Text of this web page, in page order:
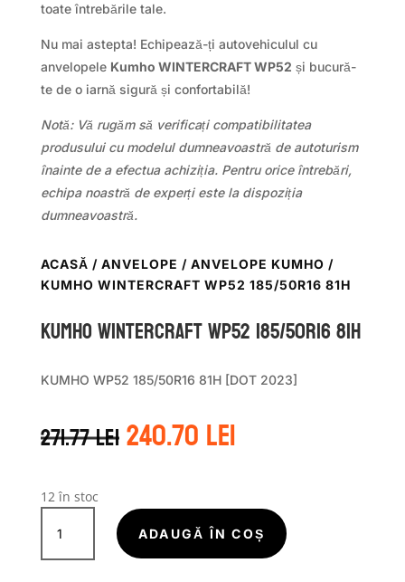
toate întrebările tale.
Nu mai astepta! Echipează-ți autovehiculul cu
anvelopele Kumho WINTERCRAFT WP52 și bucură-
te de o iarnă sigură și confortabilă!
Notă: Vă rugăm să verificați compatibilitatea
produsului cu modelul dumneavoastră de autoturism
înainte de a efectua achiziția. Pentru orice întrebări,
echipa noastră de experți este la dispoziția
dumneavoastră.
ACASĂ / ANVELOPE / ANVELOPE KUMHO /
KUMHO WINTERCRAFT WP52 185/50R16 81H
Kumho WINTERCRAFT WP52 185/50R16 81H
KUMHO WP52 185/50R16 81H [DOT 2023]
271.77leiPrețul
inițial
271.77 lei.
240.70leiPrețul
curent
12 în stoc
Cantitate
Kumho
WINTERCRAFT
ADAUGĂ ÎN COȘ